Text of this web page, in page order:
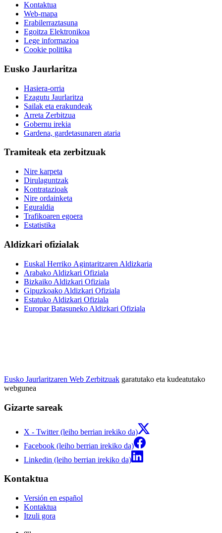
Kontaktua
Web-mapa
Erabilerraztasuna
Egoitza Elektronikoa
Lege informazioa
Cookie politika
Eusko Jaurlaritza
Hasiera-orria
Ezagutu Jaurlaritza
Sailak eta erakundeak
Arreta Zerbitzua
Gobernu irekia
Gardena, gardetasunaren ataria
Tramiteak eta zerbitzuak
Nire karpeta
Dirulaguntzak
Kontratazioak
Nire ordainketa
Eguraldia
Trafikoaren egoera
Estatistika
Aldizkari ofizialak
Euskal Herriko Agintaritzaren Aldizkaria
Arabako Aldizkari Ofiziala
Bizkaiko Aldizkari Ofiziala
Gipuzkoako Aldizkari Ofiziala
Estatuko Aldizkari Ofiziala
Europar Batasuneko Aldizkari Ofiziala
Eusko Jaurlaritzaren Web Zerbitzuak garatutako eta kudeatutako
webgunea
Gizarte sareak
X - Twitter (leiho berrian irekiko da)
Facebook (leiho berrian irekiko da)
Linkedin (leiho berrian irekiko da)
Kontaktua
Versión en español
Kontaktua
Itzuli gora